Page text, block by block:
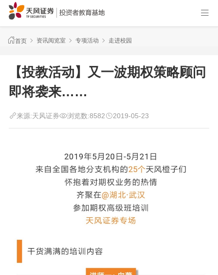
首页 资讯阅览室 专项活动 走进校园
【投教活动】又一波期权策略顾问
即将袭来……
来源:天风证券 浏览数:8582 2019-05-23